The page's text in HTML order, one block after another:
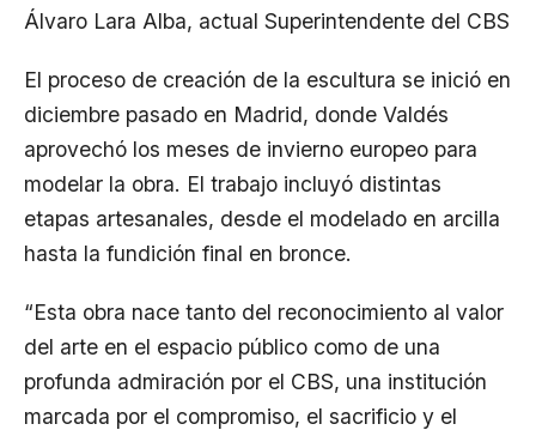
Álvaro Lara Alba, actual Superintendente del CBS
El proceso de creación de la escultura se inició en
diciembre pasado en Madrid, donde Valdés
aprovechó los meses de invierno europeo para
modelar la obra. El trabajo incluyó distintas
etapas artesanales, desde el modelado en arcilla
hasta la fundición final en bronce.
“Esta obra nace tanto del reconocimiento al valor
del arte en el espacio público como de una
profunda admiración por el CBS, una institución
marcada por el compromiso, el sacrificio y el